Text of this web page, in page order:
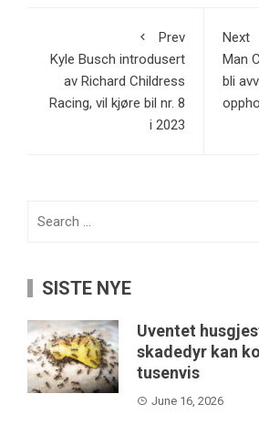
Prev
Kyle Busch introdusert
av Richard Childress
Racing, vil kjøre bil nr. 8
i 2023
Next
Man
bli
SISTE NYE
Uventet
skadedyr kan
tusenvis
June 16, 2026